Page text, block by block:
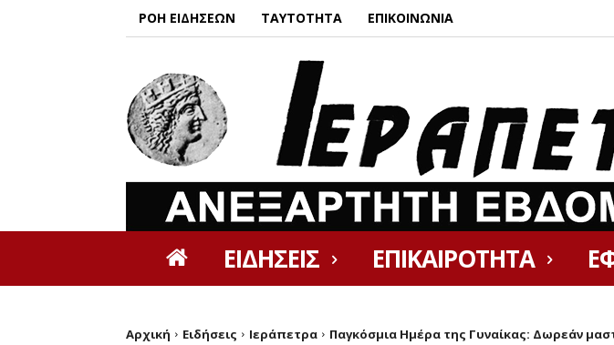
ΡΟΗ ΕΙΔΗΣΕΩΝ ΤΑΥΤΟΤΗΤΑ ΕΠΙΚΟΙΝΩΝΙΑ
ΕΙΔΗΣΕΙΣ ΕΠΙΚΑΙΡΟΤΗΤΑ
Αρχική Ειδήσεις Ιεράπετρα Παγκόσμια Ημέρα της Γυναίκας: Δωρεάν